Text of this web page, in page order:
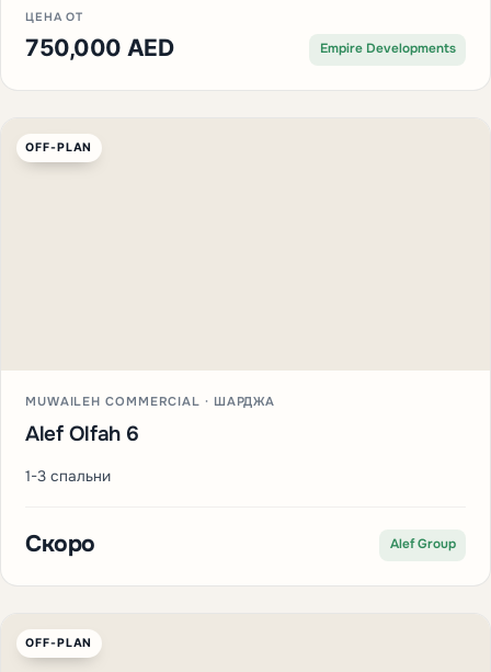
ЦЕНА ОТ
750,000 AED Empire Developments
OFF-PLAN
MUWAILEH COMMERCIAL · ШАРДЖА
Alef Olfah 6
1-3 спальни
Скоро Alef Group
OFF-PLAN